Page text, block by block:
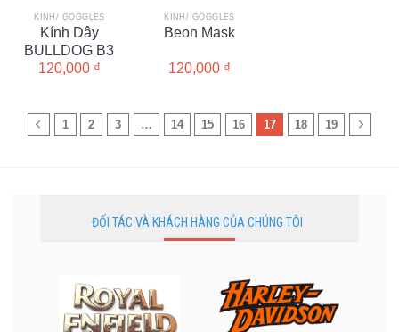
KÍNH/ GOGGLES
Kính Dây
BULLDOG B3
120,000 ₫
KÍNH/ GOGGLES
Beon Mask
120,000 ₫
1 2 3 … 14 15 16 17 18 19
ĐỐI TÁC VÀ KHÁCH HÀNG CỦA CHÚNG TÔI